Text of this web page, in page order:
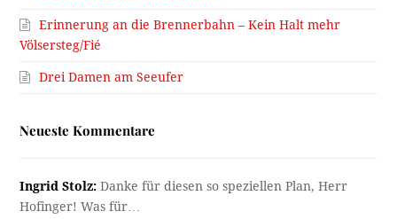
Erinnerung an die Brennerbahn – Kein Halt mehr
Völsersteg/Fié
Drei Damen am Seeufer
Neueste Kommentare
Ingrid Stolz: Danke für diesen so speziellen Plan, Herr
Hofinger! Was für…